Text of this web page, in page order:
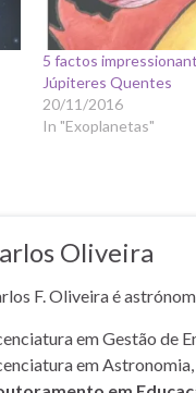
5 factos
Júpiteres Quentes
20/11/2016
In "Exoplanetas"
Oliveira
F. Oliveira é
em Gestão de
em